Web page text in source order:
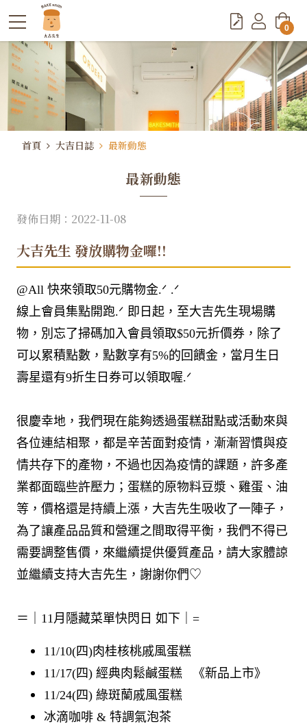
首頁 大吉日誌 最新動態
最新動態
發佈日期：2022-11-08
大吉先生 發放購物金囉!!
@All 快來領取50元購物金.ᐟ .ᐟ​
線上會員集點開跑.ᐟ 即日起，至大吉先生現場購
物，別忘了掃碼加入會員領取$50元折價券，除了
可以累積點數，點數享有5%的回饋金，當月生日
壽星還有9折生日券可以領取喔.ᐟ​
很慶幸地，我們現在能夠透過蛋糕甜點或活動來與
各位連結相聚，都是辛苦面對疫情，漸漸習慣與疫
情共存下的產物，不過也因為疫情的課題，許多產
業都面臨些許壓力；蛋糕的原物料豆漿、雞蛋、油
等，價格還是持續上漲，大吉先生吸收了一陣子，
為了讓產品品質和營運之間取得平衡，我們不得已
需要調整售價，來繼續提供優質產品，請大家體諒
並繼續支持大吉先生，謝謝你們♡​
＝｜11月隱藏菜單快閃日 如下｜=​
11/10(四)肉桂核桃戚風蛋糕​
11/17(四) 經典肉鬆鹹蛋糕 ​ ​ 《新品上市》​
11/24(四) 綠斑蘭戚風蛋糕​
冰滴咖啡 & 特調氣泡茶 ​
0